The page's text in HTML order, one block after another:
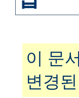
이 문
변경